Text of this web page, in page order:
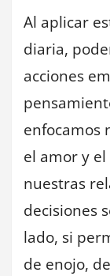
Al aplicar
diaria,
acciones
enfocamos
el amor y
nuestras
decisiones
lado, si
de enojo,